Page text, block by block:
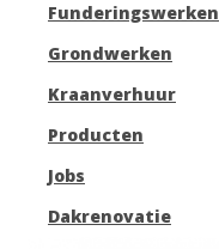
Funderingswerken
Grondwerken
Kraanverhuur
Producten
Jobs
Dakrenovatie